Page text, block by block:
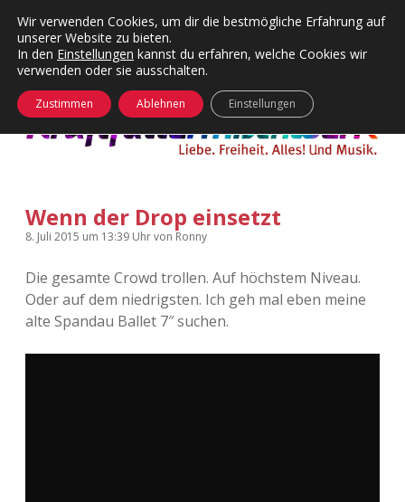
Kategorien
Menü
24 Hours Chilling
Die Wende
KFMW-Disco
Kopfkinomusik
KFMW-Disco
Dates
Contact
Menü
öffnen
Adventskalender 2010
facebook
instagram
rss soundcloud
öffnen
Wenn der Drop einsetzt
8. Juli 2015 um 13:39 Uhrvon Ronny
Die gesamte Crowd trollen. Auf höchstem Niveau.
Oder auf dem niedrigsten. Ich geh mal eben meine
alte Spandau Ballet 7″ suchen.
Wir verwenden Cookies, um dir die bestmögliche Erfahrung auf
unserer Website zu bieten.
In den Einstellungen kannst du erfahren, welche Cookies wir
verwenden oder sie ausschalten.
Zustimmen Ablehnen Einstellungen